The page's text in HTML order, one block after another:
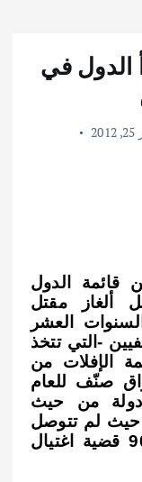
الدول في
قائمة الدول
ألغاز مقتل
العشر
-التي تتخذ
الإفلات من
صنّف للعام
دولة من حيث
حيث لم تتوصل
السلطات العراقية للجناة في 90 قضية اغتيال